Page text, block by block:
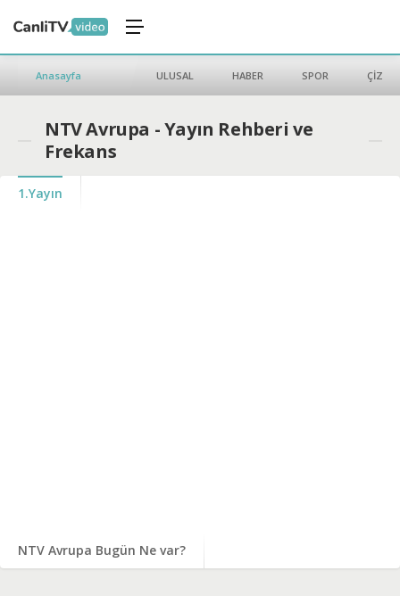
Anasayfa ULUSAL HABER SPOR ÇİZGİ
NTV Avrupa - Yayın Rehberi ve
Frekans
1.Yayın
NTV Avrupa Bugün Ne var?